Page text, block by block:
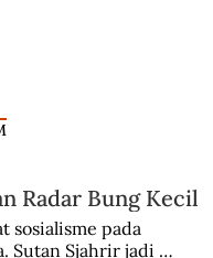
Bonjol
Radar Bung Kecil
sosialisme pada
Sutan Sjahrir jadi